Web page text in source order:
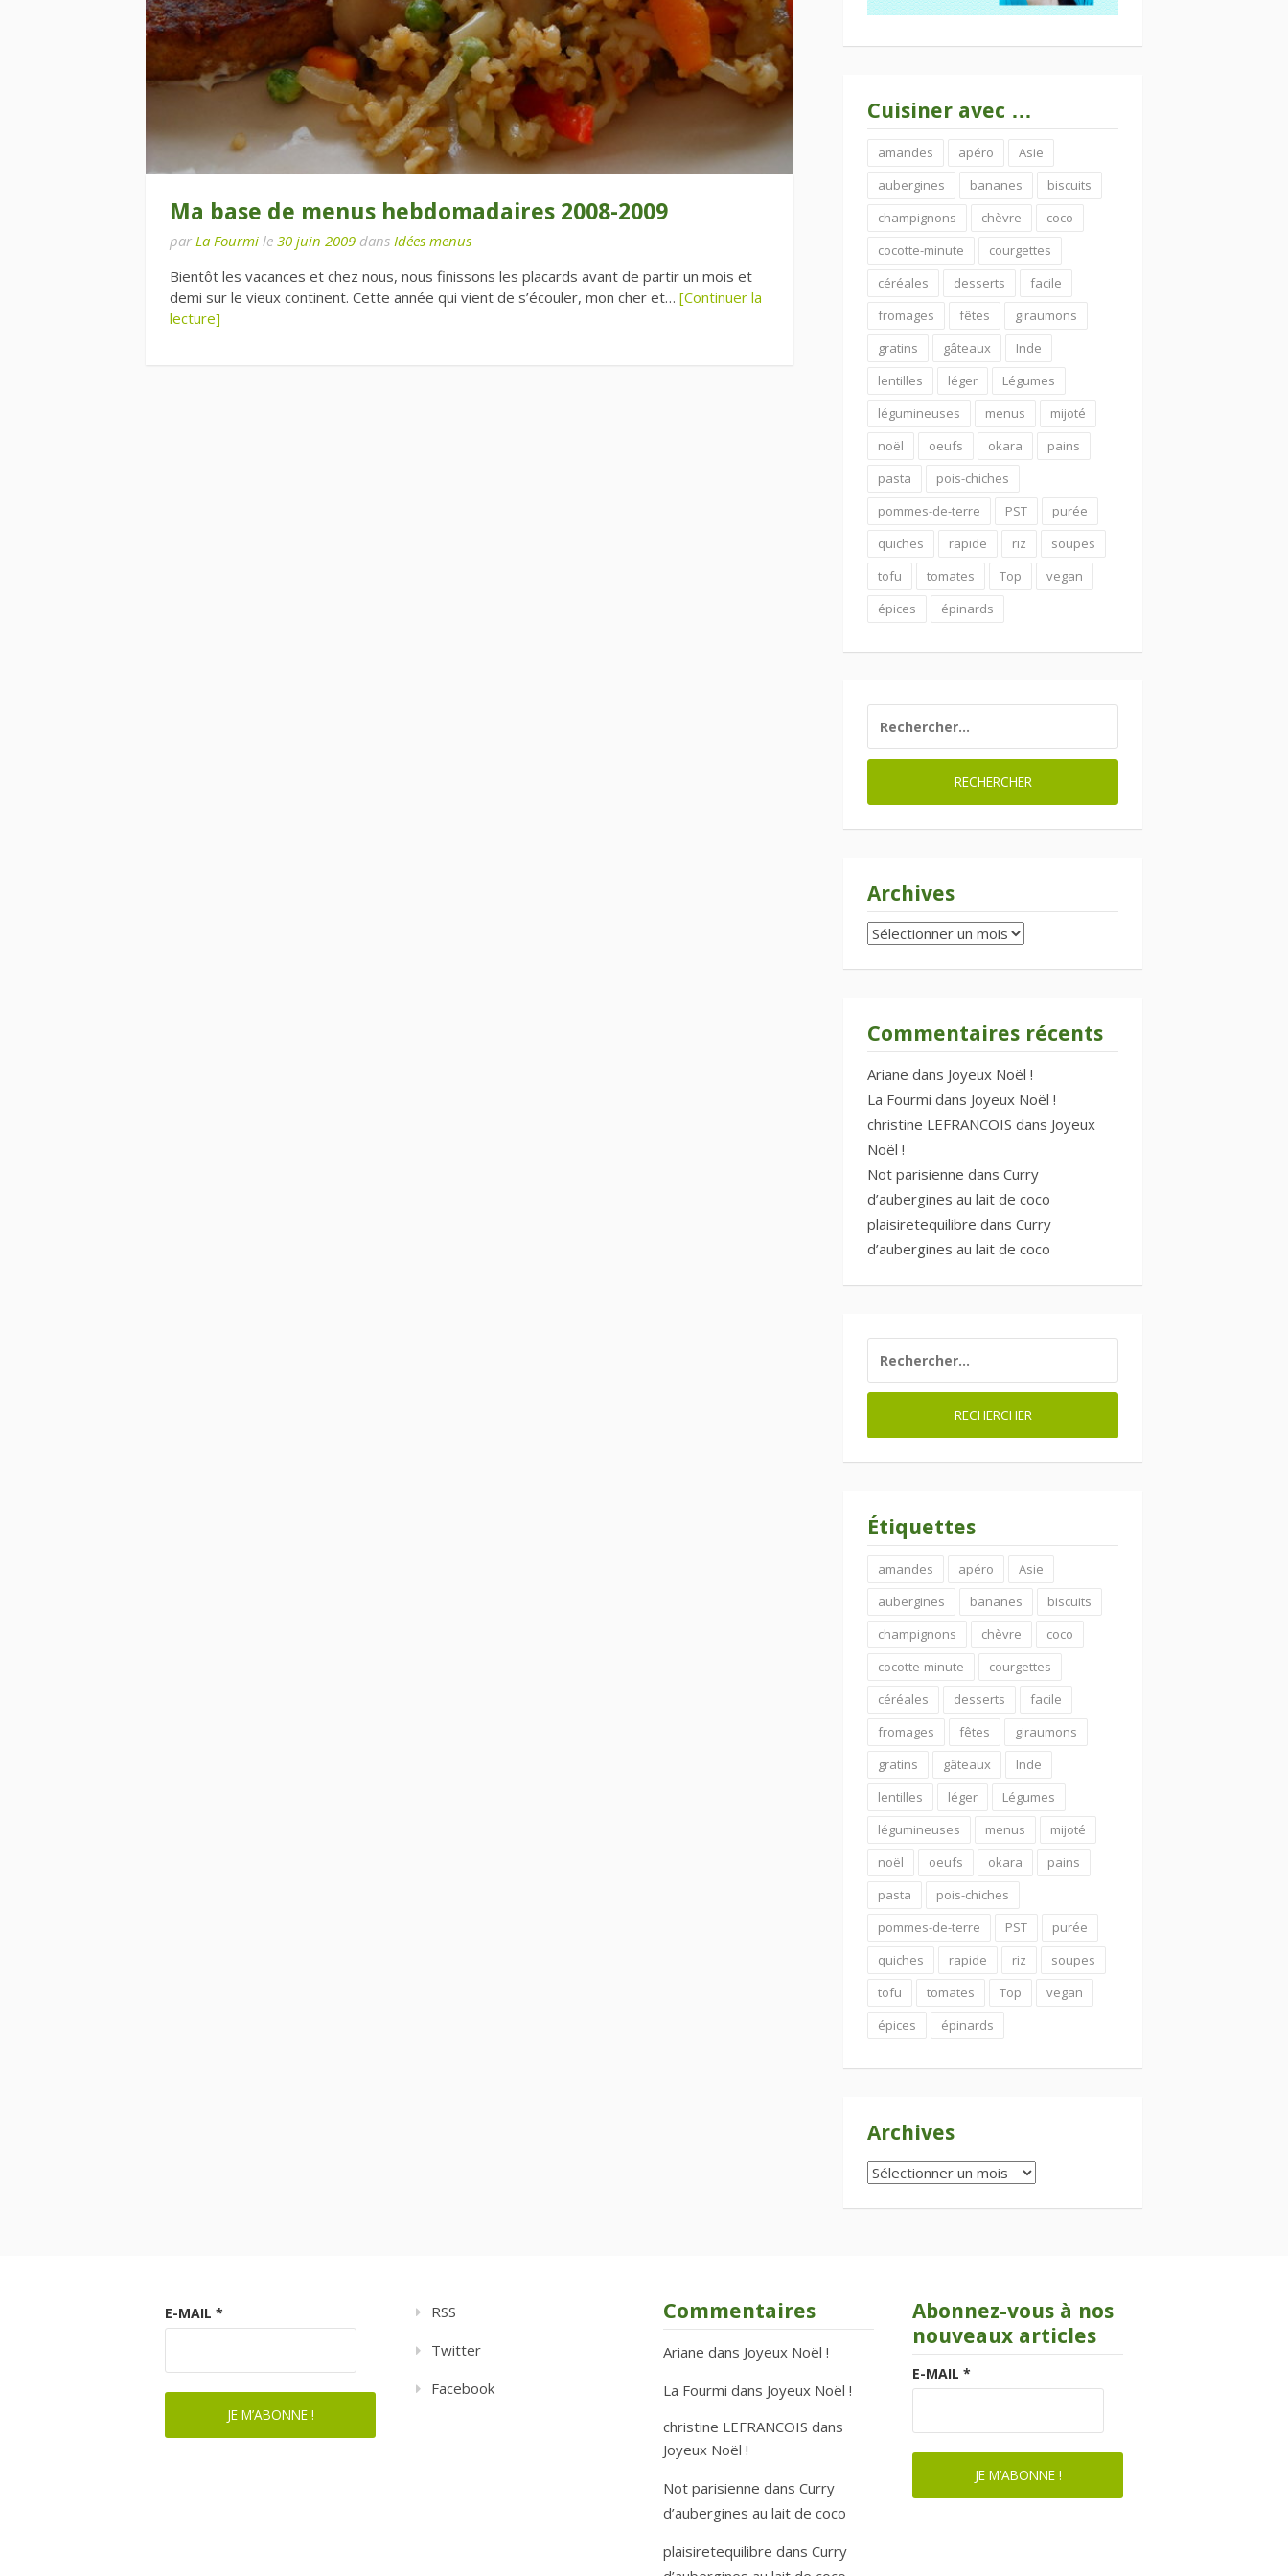
Ma base de menus hebdomadaires 2008-2009
par La Fourmi le 30 juin 2009 dans Idées menus
Bientôt les vacances et chez nous, nous finissons les placards avant de partir un mois et
demi sur le vieux continent. Cette année qui vient de s’écouler, mon cher et… [Continuer la
lecture]
Cuisiner avec …
amandes apéro
Asie
aubergines
bananes
biscuits
champignons
chèvre
coco
cocotte-minute
courgettes
céréales
desserts
facile
fromages
fêtes
giraumons
gratins
gâteaux
Inde
lentilles
léger
Légumes
légumineuses
menus
mijoté
noël
oeufs okara
pains
pasta
pois-chiches
pommes-de-terre
PST
purée
quiches
rapide riz
soupes
tofu
tomates Top
vegan
épices
épinards
Archives
Archives
Commentaires récents
Ariane dans Joyeux Noël !
La Fourmi dans Joyeux Noël !
christine LEFRANCOIS dans Joyeux
Noël !
Not parisienne dans Curry
d’aubergines au lait de coco
plaisiretequilibre dans Curry
d’aubergines au lait de coco
Étiquettes
amandes apéro
Asie
aubergines
bananes
biscuits
champignons
chèvre
coco
cocotte-minute
courgettes
céréales
desserts
facile
fromages
fêtes
giraumons
gratins
gâteaux
Inde
lentilles
léger
Légumes
légumineuses
menus
mijoté
noël
oeufs okara
pains
pasta
pois-chiches
pommes-de-terre
PST
purée
quiches
rapide riz
soupes
tofu
tomates Top
vegan
épices
épinards
Archives
Archives
E-MAIL *
RSS
Twitter
Facebook
Commentaires
Ariane dans Joyeux Noël !
La Fourmi dans Joyeux Noël !
christine LEFRANCOIS dans
Joyeux Noël !
Not parisienne dans Curry
d’aubergines au lait de coco
plaisiretequilibre dans Curry
Abonnez-vous à nos
nouveaux articles
E-MAIL *